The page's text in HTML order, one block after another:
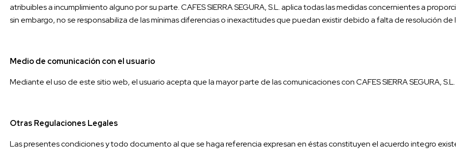
atribuibles a incumplimiento alguno por su parte. CAFES SIERRA SEGURA, S.L. aplica todas las medidas concernientes a
sin embargo, no se responsabiliza de las mínimas diferencias o inexactitudes que puedan existir debido a falta de resolución
Medio de comunicación con el usuario
Mediante el uso de este sitio web, el usuario acepta que la mayor parte de las comunicaciones con CAFES SIERRA SEGURA,
Otras Regulaciones Legales
Las presentes condiciones y todo documento al que se haga referencia expresan en éstas constituyen el acuerdo integro